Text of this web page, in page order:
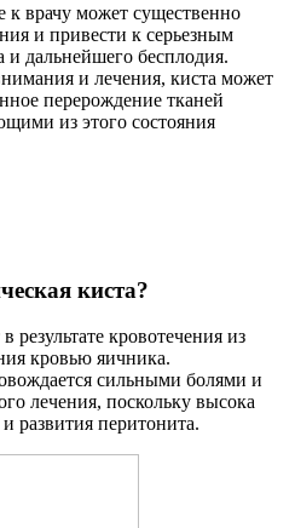
к врачу может существенно
и привести к серьезным
и дальнейшего бесплодия.
и лечения, киста может
перерождение тканей
из этого состояния
киста?
результате кровотечения из
кровью яичника.
сильными болями и
лечения, поскольку высока
развития перитонита.